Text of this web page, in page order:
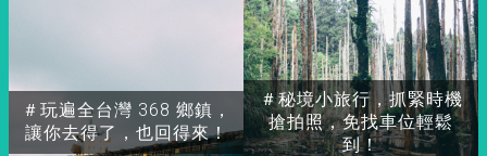
＃玩遍全台灣 368 鄉鎮，
讓你去得了，也回得來！
＃秘境小旅行，抓緊時機
搶拍照，免找車位輕鬆
到！